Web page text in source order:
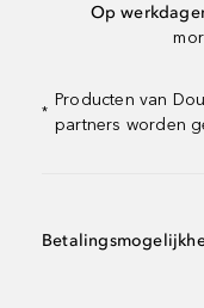
Op
*
Producten van
partners worden